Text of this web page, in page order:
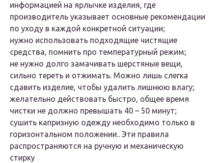
информацией на ярлычке изделия, где
производитель указывает основные рекомендации
по уходу в каждой конкретной ситуации;
нужно использовать подходящие чистящие
средства, помнить про температурный режим;
не нужно долго замачивать шерстяные вещи,
сильно тереть и отжимать. Можно лишь слегка
сдавить изделие, чтобы удалить лишнюю влагу;
желательно действовать быстро, общее время
чистки не должно превышать 40 – 50 минут;
сушить капризную одежду необходимо только в
горизонтальном положении.. Эти правила
распространяются на ручную и механическую
стирку